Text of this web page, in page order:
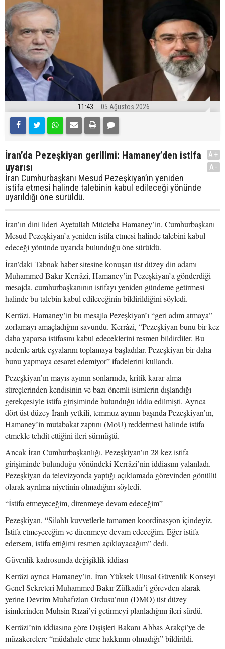
11:43 05 Ağustos 2026
İran’da Pezeşkiyan gerilimi: Hamaney’den istifa
uyarısı
İran Cumhurbaşkanı Mesud Pezeşkiyan’ın yeniden
istifa etmesi halinde talebinin kabul edileceği yönünde
uyarıldığı öne sürüldü.
A+
A-
İran’ın dini lideri Ayetullah Mücteba Hamaney’in, Cumhurbaşkanı
Mesud Pezeşkiyan’a yeniden istifa etmesi halinde talebini kabul
edeceği yönünde uyarıda bulunduğu öne sürüldü.
İran’daki Tabnak haber sitesine konuşan üst düzey din adamı
Muhammed Bakır Kerrâzi, Hamaney’in Pezeşkiyan’a gönderdiği
mesajda, cumhurbaşkanının istifayı yeniden gündeme getirmesi
halinde bu talebin kabul edileceğinin bildirildiğini söyledi.
Kerrâzi, Hamaney’in bu mesajla Pezeşkiyan’ı “geri adım atmaya”
zorlamayı amaçladığını savundu. Kerrâzi, “Pezeşkiyan bunu bir kez
daha yaparsa istifasını kabul edeceklerini resmen bildirdiler. Bu
nedenle artık eşyalarını toplamaya başladılar. Pezeşkiyan bir daha
bunu yapmaya cesaret edemiyor” ifadelerini kullandı.
Pezeşkiyan’ın mayıs ayının sonlarında, kritik karar alma
süreçlerinden kendisinin ve bazı önemli isimlerin dışlandığı
gerekçesiyle istifa girişiminde bulunduğu iddia edilmişti. Ayrıca
dört üst düzey İranlı yetkili, temmuz ayının başında Pezeşkiyan’ın,
Hamaney’in mutabakat zaptını (MoU) reddetmesi halinde istifa
etmekle tehdit ettiğini ileri sürmüştü.
Ancak İran Cumhurbaşkanlığı, Pezeşkiyan’ın 28 kez istifa
girişiminde bulunduğu yönündeki Kerrâzi’nin iddiasını yalanladı.
Pezeşkiyan da televizyonda yaptığı açıklamada görevinden gönüllü
olarak ayrılma niyetinin olmadığını söyledi.
“İstifa etmeyeceğim, direnmeye devam edeceğim”
Pezeşkiyan, “Silahlı kuvvetlerle tamamen koordinasyon içindeyiz.
İstifa etmeyeceğim ve direnmeye devam edeceğim. Eğer istifa
edersem, istifa ettiğimi resmen açıklayacağım” dedi.
Güvenlik kadrosunda değişiklik iddiası
Kerrâzi ayrıca Hamaney’in, İran Yüksek Ulusal Güvenlik Konseyi
Genel Sekreteri Muhammed Bakır Zülkadir’i görevden alarak
yerine Devrim Muhafızları Ordusu’nun (DMO) üst düzey
isimlerinden Muhsin Rızai’yi getirmeyi planladığını ileri sürdü.
Kerrâzi’nin iddiasına göre Dışişleri Bakanı Abbas Arakçi’ye de
müzakerelere “müdahale etme hakkının olmadığı” bildirildi.